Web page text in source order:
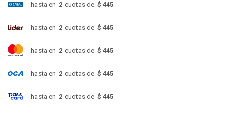
hasta en 2 cuotas de $ 445
hasta en 2 cuotas de $ 445
hasta en 2 cuotas de $ 445
hasta en 2 cuotas de $ 445
hasta en 2 cuotas de $ 445